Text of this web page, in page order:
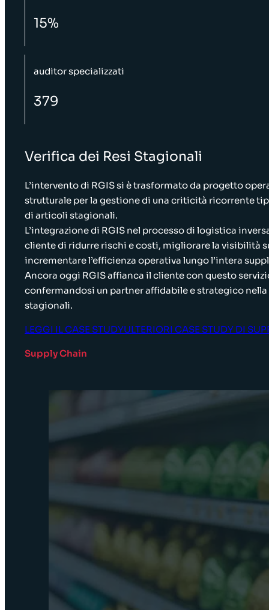
Verifica dei Resi Stagionali
L’intervento di RGIS si è trasformato da progetto
strutturale per la gestione di una criticità ricorrente
di articoli stagionali.
L’integrazione di RGIS nel processo di logistica
cliente di ridurre rischi e costi, migliorare la visibilità
incrementare l’efficienza operativa lungo l’intera
Ancora oggi RGIS affianca il cliente con questo
confermandosi un partner affidabile e strategico
stagionali.
LEGGI IL CASE STUDYULTERIORI CASE STUDY DI
Supply Chain
15%
auditor specializzati
379